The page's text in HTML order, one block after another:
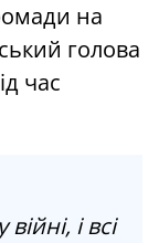
на
голова
час
і всі